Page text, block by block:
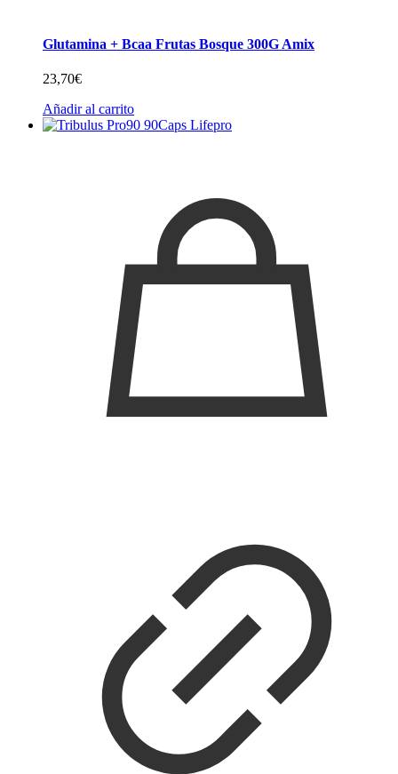
Glutamina + Bcaa Frutas Bosque 300G Amix
23,70€
Añadir al carrito